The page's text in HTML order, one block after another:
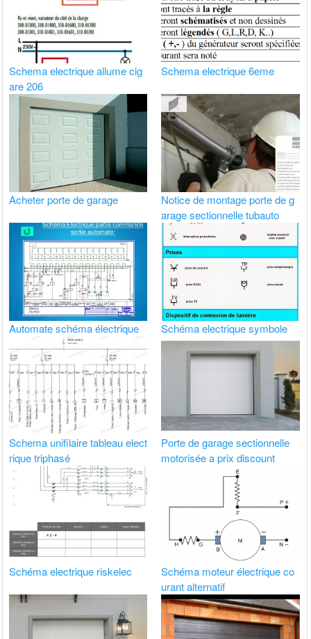
Schema electrique allume cig
are 206
Schema electrique 6eme
Acheter porte de garage
Notice de montage porte de g
arage sectionnelle tubauto
Automate schéma électrique Schéma electrique symbole
Schema unifilaire tableau elect
rique triphasé
Porte de garage sectionnelle
motorisée a prix discount
Schéma electrique riskelec
Schéma moteur électrique co
urant alternatif